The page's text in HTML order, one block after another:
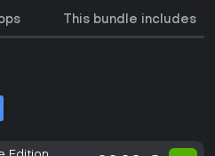
This bundle includes